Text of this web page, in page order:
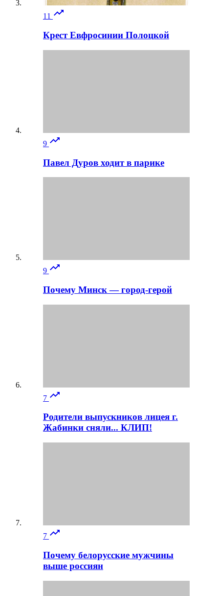
11 
Крест Евфросинии Полоцкой
9 
Павел Дуров ходит в парике
9 
Почему Минск — город-герой
7 
Родители выпускников лицея г.
Жабинки сняли... КЛИП!
7 
Почему белорусские мужчины
выше россиян